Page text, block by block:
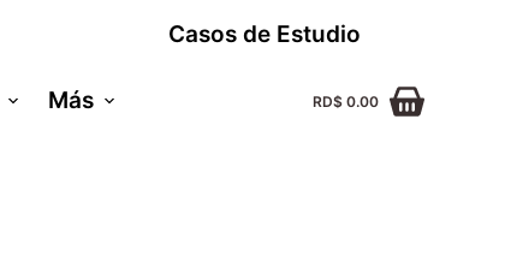
Casos de Estudio
Más RD$ 0.00